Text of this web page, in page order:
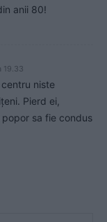
anii 80!
19.33
niste
Pierd ei,
sa fie condus